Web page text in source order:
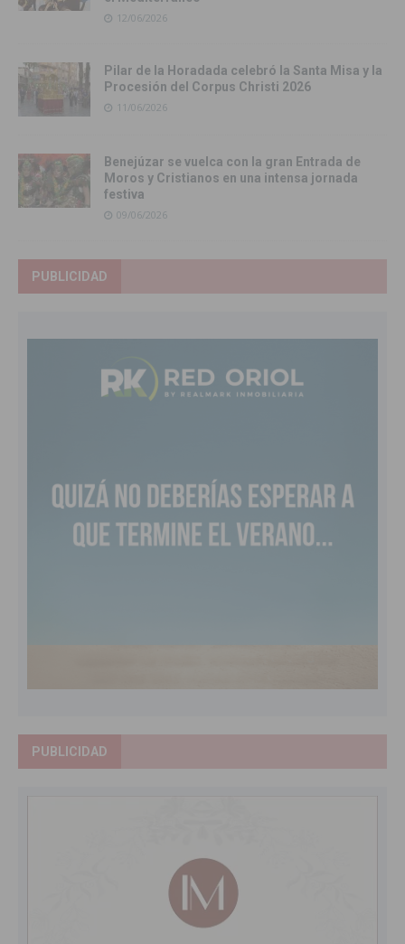
12/06/2026
Pilar de la Horadada celebró la Santa Misa y la
Procesión del Corpus Christi 2026
11/06/2026
Benejúzar se vuelca con la gran Entrada de
Moros y Cristianos en una intensa jornada
festiva
09/06/2026
PUBLICIDAD
PUBLICIDAD